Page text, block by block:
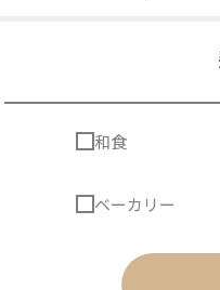
和食
ベーカリー